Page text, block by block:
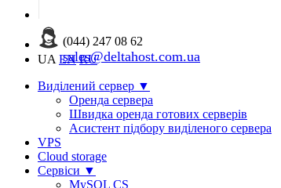
(044) 247 08 62
sales@deltahost.com.ua
UA EN RU
Виділений сервер ▼
Оренда сервера
Швидка оренда готових серверів
Асистент підбору виділеного сервера
VPS
Cloud storage
Сервіси ▼
MySQL CS